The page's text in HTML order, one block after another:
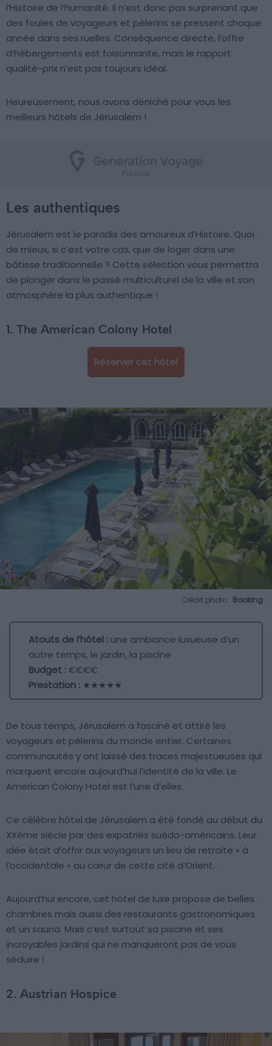
l’Histoire de l’humanité. Il n’est donc pas surprenant que
des foules de voyageurs et pèlerins se pressent chaque
année dans ses ruelles. Conséquence directe, l’offre
d’hébergements est foisonnante, mais le rapport
qualité-prix n’est pas toujours idéal.
Heureusement, nous avons déniché pour vous les
meilleurs hôtels de Jérusalem !
Les authentiques
Jérusalem est le paradis des amoureux d’Histoire. Quoi
de mieux, si c’est votre cas, que de loger dans une
bâtisse traditionnelle ? Cette sélection vous permettra
de plonger dans le passé multiculturel de la ville et son
atmosphère la plus authentique !
1. The American Colony Hotel
Réserver cet hôtel
Crédit photo : Booking
Atouts de l’hôtel : une ambiance luxueuse d’un
autre temps, le jardin, la piscine
Budget :€€€€
Prestation : ★★★★★
De tous temps, Jérusalem a fasciné et attiré les
voyageurs et pèlerins du monde entier. Certaines
communautés y ont laissé des traces majestueuses qui
marquent encore aujourd’hui l’identité de la ville. Le
American Colony Hotel est l’une d’elles.
Ce célèbre hôtel de Jérusalem a été fondé au début du
XXème siècle par des expatriés suédo-américains. Leur
idée était d’offrir aux voyageurs un lieu de retraite « à
l’occidentale » au cœur de cette cité d’Orient.
Aujourd’hui encore, cet hôtel de luxe propose de belles
chambres mais aussi des restaurants gastronomiques
et un sauna. Mais c’est surtout sa piscine et ses
incroyables jardins qui ne manqueront pas de vous
séduire !
2. Austrian Hospice